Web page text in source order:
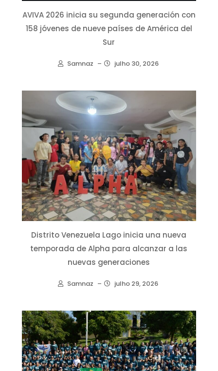
AVIVA 2026 inicia su segunda generación con
158 jóvenes de nueve países de América del
Sur
Samnaz – julho 30, 2026
Distrito Venezuela Lago inicia una nueva
temporada de Alpha para alcanzar a las
nuevas generaciones
Samnaz – julho 29, 2026